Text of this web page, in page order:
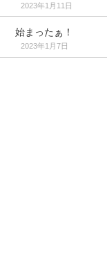
2023年1月11日
始まったぁ！
2023年1月7日